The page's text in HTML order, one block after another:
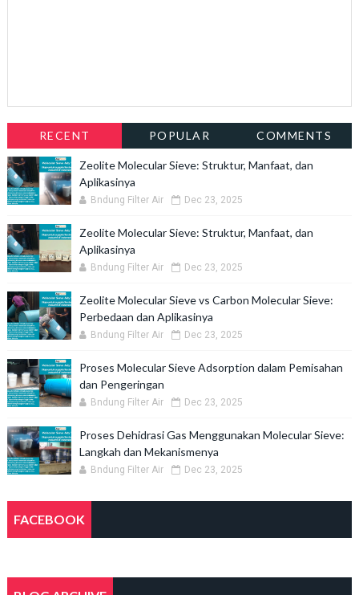
RECENT POPULAR COMMENTS
Zeolite Molecular Sieve: Struktur, Manfaat, dan
Aplikasinya
Bndung Filter Air Dec 23, 2025
Zeolite Molecular Sieve: Struktur, Manfaat, dan
Aplikasinya
Bndung Filter Air Dec 23, 2025
Zeolite Molecular Sieve vs Carbon Molecular Sieve:
Perbedaan dan Aplikasinya
Bndung Filter Air Dec 23, 2025
Proses Molecular Sieve Adsorption dalam Pemisahan
dan Pengeringan
Bndung Filter Air Dec 23, 2025
Proses Dehidrasi Gas Menggunakan Molecular Sieve:
Langkah dan Mekanismenya
Bndung Filter Air Dec 23, 2025
FACEBOOK